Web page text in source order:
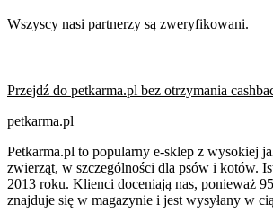
Wszyscy nasi partnerzy są zweryfikowani.
Przejdź do petkarma.pl bez otrzymania
petkarma.pl
Petkarma.pl to popularny e-sklep z wysokiej
zwierząt, w szczególności dla psów i kotów.
2013 roku. Klienci doceniają nas, ponieważ
znajduje się w magazynie i jest wysyłany w